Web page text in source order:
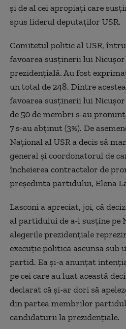
şi de al cei apropiaţi care
spus liderul deputaţilor USR.
Comitetul politic al USR,
favoarea susţinerii lui
prezidenţială. Au fost
un total de 248. Dintre
favoarea susţinerii lui Nicuşor
de 50 de membri s-au
7 s-au abţinut (3%). De
Naţional al USR a decis să
general şi coordonatorul de
încheierea contractelor de
preşedinta partidului, Elena
Lasconi a apreciat, joi, că
al partidului de a-l susţine pe
alegerile prezidenţiale
execuţie politică ascunsă sub
partid. Ea şi-a anunţat
pe cei care au luat această
declarat că şi-ar dori să
din partea membrilor
candidaturii la prezidenţiale.